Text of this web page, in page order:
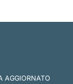
AGGIORNATO